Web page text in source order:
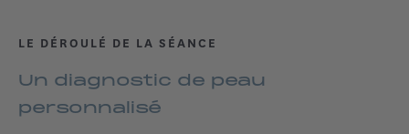
LE DÉROULÉ DE LA SÉANCE
Un diagnostic de peau
personnalisé